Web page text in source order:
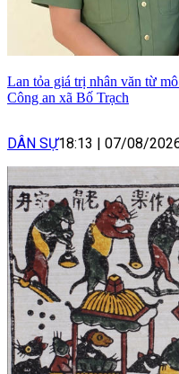
Lan tỏa giá trị nhân văn từ
Công an xã Bố Trạch
DÂN SỰ18:13 07/08/